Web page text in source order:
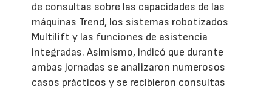
de consultas sobre las capacidades de las
máquinas Trend, los sistemas robotizados
Multilift y las funciones de asistencia
integradas. Asimismo, indicó que durante
ambas jornadas se analizaron numerosos
casos prácticos y se recibieron consultas